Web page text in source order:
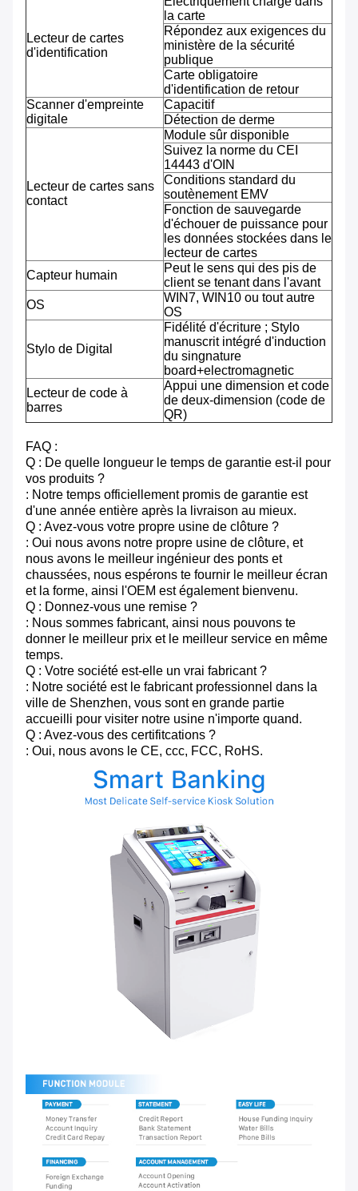
Lecteur de cartes
d'identification
la carte
Répondez aux exigences du
ministère de la sécurité
publique
Carte obligatoire
d'identification de retour
Scanner d'empreinte
digitale
Capacitif
Détection de derme
Lecteur de cartes sans
contact
Module sûr disponible
Suivez la norme du CEI
14443 d'OIN
Conditions standard du
soutènement EMV
Fonction de sauvegarde
d'échouer de puissance pour
les données stockées dans le
lecteur de cartes
Capteur humain
Peut le sens qui des pis de
client se tenant dans l'avant
OS
WIN7, WIN10 ou tout autre
OS
Stylo de Digital
Fidélité d'écriture ; Stylo
manuscrit intégré d'induction
du singnature
board+electromagnetic
Lecteur de code à
barres
Appui une dimension et code
de deux-dimension (code de
QR)
FAQ :
Q : De quelle longueur le temps de garantie est-il pour
vos produits ?
: Notre temps officiellement promis de garantie est
d'une année entière après la livraison au mieux.
Q : Avez-vous votre propre usine de clôture ?
: Oui nous avons notre propre usine de clôture, et
nous avons le meilleur ingénieur des ponts et
chaussées, nous espérons te fournir le meilleur écran
et la forme, ainsi l'OEM est également bienvenu.
Q : Donnez-vous une remise ?
: Nous sommes fabricant, ainsi nous pouvons te
donner le meilleur prix et le meilleur service en même
temps.
Q : Votre société est-elle un vrai fabricant ?
: Notre société est le fabricant professionnel dans la
ville de Shenzhen, vous sont en grande partie
accueilli pour visiter notre usine n'importe quand.
Q : Avez-vous des certifitcations ?
: Oui, nous avons le CE, ccc, FCC, RoHS.